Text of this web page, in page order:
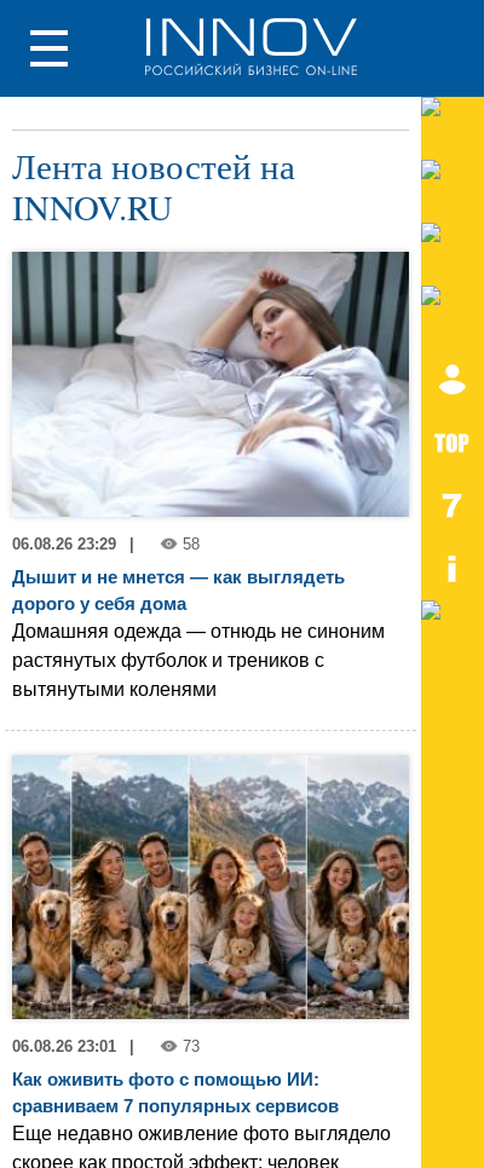
Лента новостей на
INNOV.RU
06.08.26 23:29 58
Дышит и не мнется — как выглядеть
дорого у себя дома
Домашняя одежда — отнюдь не синоним
растянутых футболок и треников с
вытянутыми коленями
06.08.26 23:01 73
Как оживить фото с помощью ИИ:
сравниваем 7 популярных сервисов
Еще недавно оживление фото выглядело
скорее как простой эффект: человек